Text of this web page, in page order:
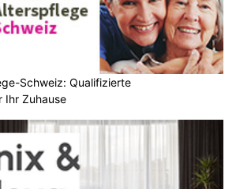
Schweiz: Qualifizierte
Ihr Zuhause